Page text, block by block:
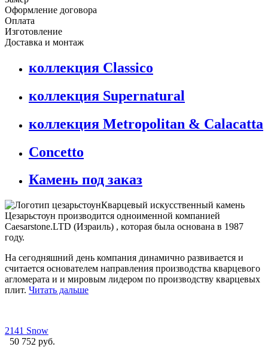
Оформление договора
Оплата
Изготовление
Доставка и монтаж
коллекция Classico
коллекция Supernatural
коллекция Metropolitan & Calacatta
Concetto
Камень под заказ
Кварцевый искусственный камень
Цезарьстоун производится одноименной компанией
Caesarstone.LTD (Израиль) , которая была основана в 1987
году.
На сегодняшний день компания динамично развивается и
считается основателем направления производства кварцевого
агломерата и и мировым лидером по производству кварцевых
плит. Читать дальше
2141 Snow
50 752 руб.